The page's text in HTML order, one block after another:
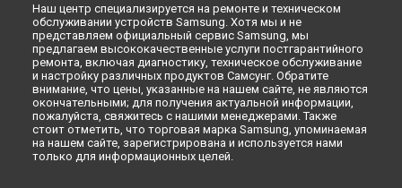
Наш центр специализируется на ремонте и техническом
обслуживании устройств Samsung. Хотя мы и не
представляем официальный сервис Samsung, мы
предлагаем высококачественные услуги постгарантийного
ремонта, включая диагностику, техническое обслуживание
и настройку различных продуктов Самсунг. Обратите
внимание, что цены, указанные на нашем сайте, не являются
окончательными; для получения актуальной информации,
пожалуйста, свяжитесь с нашими менеджерами. Также
стоит отметить, что торговая марка Samsung, упоминаемая
на нашем сайте, зарегистрирована и используется нами
только для информационных целей.